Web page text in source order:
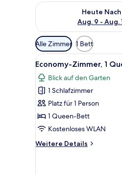
Heute
Aug. 9 - Aug.
Überprüfe die
Verfügbare
Filter
für
Zimmer
Alle Zimmer 1 Bett
Alle
Fotos
für
Economy-
Zimmer,
1
Queen-
Gartenblick
5
Economy-Zimmer, 1
Blick auf den Garten
1 Schlafzimmer
Platz für 1 Person
1 Queen-Bett
Kostenloses WLAN
Weitere Details
Weitere